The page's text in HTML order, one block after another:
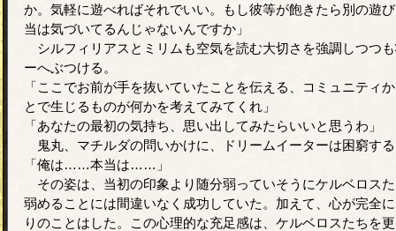
か。気軽に遊べればそれでいい。もし彼等が飽きたら別の遊
当は気づいてるんじゃないんですか」
シルフィリアスとミリムも空気を読む大切さを強調しつつ
ーへぶつける。
「ここでお前が手を抜いていたことを伝える、コミュニティ
とで生じるものが何かを考えてみてくれ」
「あなたの最初の気持ち、思い出してみたらいいと思うわ」
鬼丸、マチルダの問いかけに、ドリームイーターは困窮す
「俺は……本当は……」
その姿は、当初の印象より随分弱っていそうにケルベロス
弱めることには間違いなく成功していた。加えて、心が完全
りのことはした。この心理的な充足感は、ケルベロスたちを